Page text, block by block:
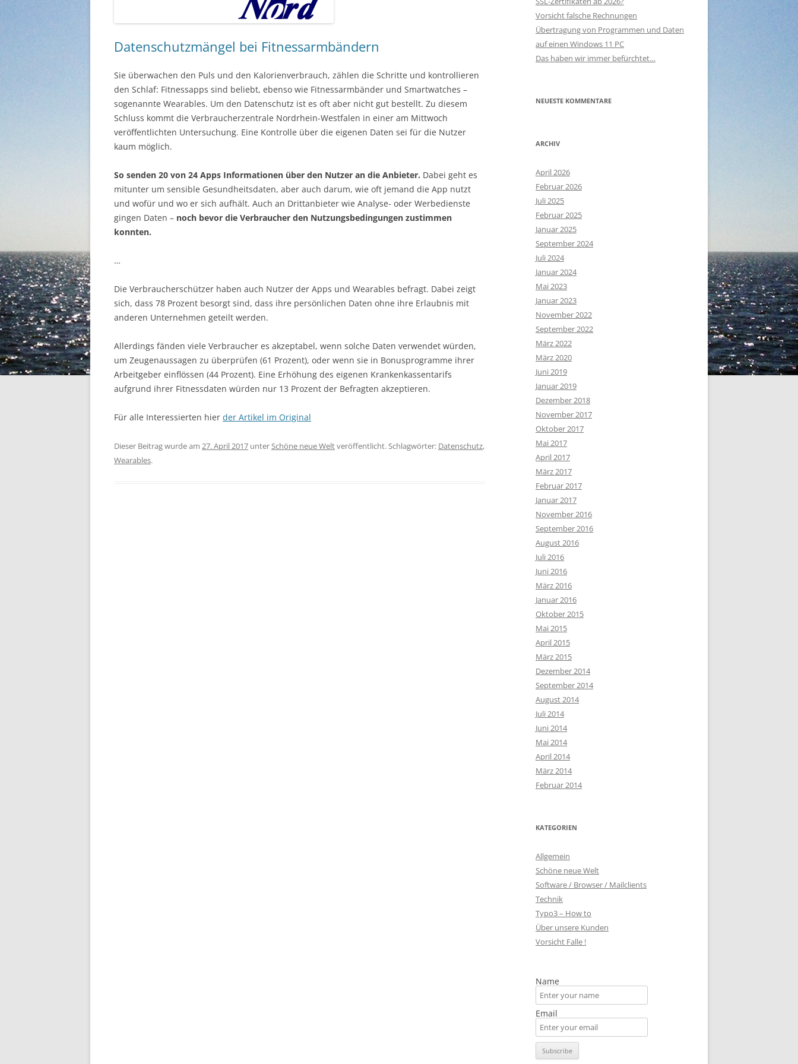
Datenschutzmängel bei Fitnessarmbändern
Sie überwachen den Puls und den Kalorienverbrauch, zählen die Schritte und kontrollieren
den Schlaf: Fitnessapps sind beliebt, ebenso wie Fitnessarmbänder und Smartwatches –
sogenannte Wearables. Um den Datenschutz ist es oft aber nicht gut bestellt. Zu diesem
Schluss kommt die Verbraucherzentrale Nordrhein-Westfalen in einer am Mittwoch
veröffentlichten Untersuchung. Eine Kontrolle über die eigenen Daten sei für die Nutzer
kaum möglich.
So senden 20 von 24 Apps Informationen über den Nutzer an die Anbieter. Dabei geht es
mitunter um sensible Gesundheitsdaten, aber auch darum, wie oft jemand die App nutzt
und wofür und wo er sich aufhält. Auch an Drittanbieter wie Analyse- oder Werbedienste
gingen Daten – noch bevor die Verbraucher den Nutzungsbedingungen zustimmen
konnten.
…
Die Verbraucherschützer haben auch Nutzer der Apps und Wearables befragt. Dabei zeigt
sich, dass 78 Prozent besorgt sind, dass ihre persönlichen Daten ohne ihre Erlaubnis mit
anderen Unternehmen geteilt werden.
Allerdings fänden viele Verbraucher es akzeptabel, wenn solche Daten verwendet würden,
um Zeugenaussagen zu überprüfen (61 Prozent), oder wenn sie in Bonusprogramme ihrer
Arbeitgeber einflössen (44 Prozent). Eine Erhöhung des eigenen Krankenkassentarifs
aufgrund ihrer Fitnessdaten würden nur 13 Prozent der Befragten akzeptieren.
Für alle Interessierten hier der Artikel im Original
Dieser Beitrag wurde am 27. April 2017 unterSchöne neue Weltveröffentlicht. Schlagwörter: Datenschutz,
Wearables.
Vorsicht falsche Rechnungen
Übertragung von Programmen und Daten
auf einen Windows 11 PC
Das haben wir immer befürchtet…
NEUESTE KOMMENTARE
ARCHIV
April 2026
Februar 2026
Juli 2025
Februar 2025
Januar 2025
September 2024
Juli 2024
Januar 2024
Mai 2023
Januar 2023
November 2022
September 2022
März 2022
März 2020
Juni 2019
Januar 2019
Dezember 2018
November 2017
Oktober 2017
Mai 2017
April 2017
März 2017
Februar 2017
Januar 2017
November 2016
September 2016
August 2016
Juli 2016
Juni 2016
März 2016
Januar 2016
Oktober 2015
Mai 2015
April 2015
März 2015
Dezember 2014
September 2014
August 2014
Juli 2014
Juni 2014
Mai 2014
April 2014
März 2014
Februar 2014
KATEGORIEN
Allgemein
Schöne neue Welt
Software / Browser / Mailclients
Technik
Typo3 – How to
Über unsere Kunden
Vorsicht Falle !
Name
Email